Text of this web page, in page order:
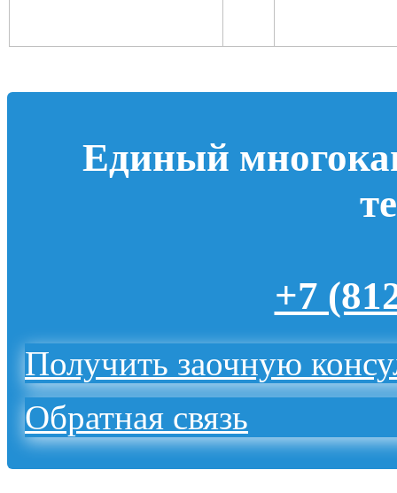
Единый
+7
Получить заочную
Обратная связь